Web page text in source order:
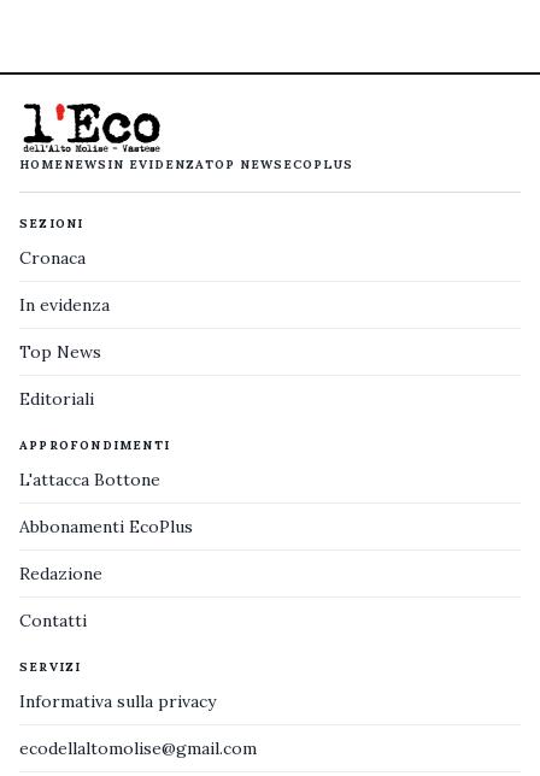
HOMENEWS IN EVIDENZATOP NEWS ECOPLUS
SEZIONI
Cronaca
In evidenza
Top News
Editoriali
APPROFONDIMENTI
L'attacca Bottone
Abbonamenti EcoPlus
Redazione
Contatti
SERVIZI
Informativa sulla privacy
ecodellaltomolise@gmail.com